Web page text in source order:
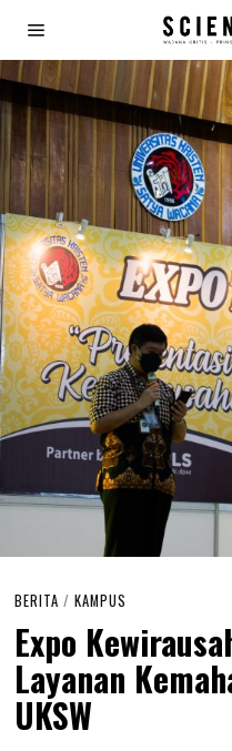
BERITA / KAMPUS
Expo
Layanan
UKSW